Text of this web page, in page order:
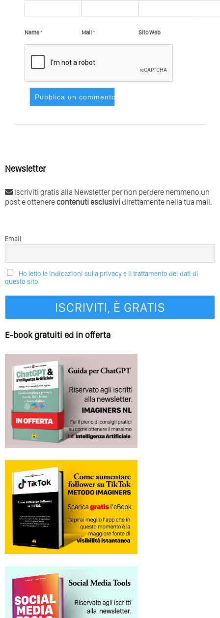
Name* Mail* Sito Web
Newsletter
Iscriviti gratis alla Newsletter per non perdere nemmeno un
post e ottenerecontenuti esclusividirettamente nella tua mail.
Email
Ho letto le indicazioni sulla privacy e il trattamento dei dati di
questo sito.
E-book gratuiti ed in offerta